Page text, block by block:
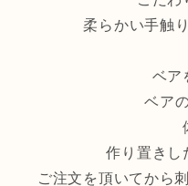
柔らかい手触
ベア
ベア
作り置きし
ご注文を頂いてから